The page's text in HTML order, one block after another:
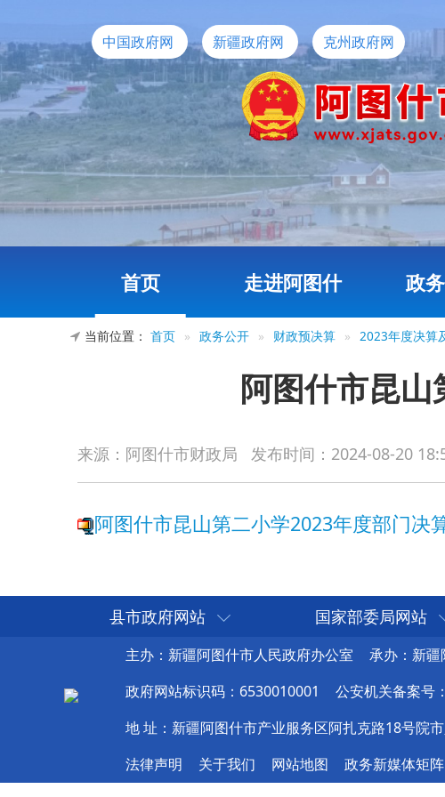
中国政府网 新疆政府网 克州政府网
首页 走进阿图什 政
当前位置： 首页 » 政务公开 » 财政预决算 » 2023年度决算
阿图什市昆
来源：阿图什市财政局 发布时间： 2024-08-20
县市政府网站 国家部委局网站
主办：新疆阿图什市人民政府办公室
承办：新
政府网站标识码：6530010001
公安机关备案号
地 址：新疆阿图什市产业服务区阿扎克路18号院
法律声明
关于我们 网站地图 政务新媒体矩阵